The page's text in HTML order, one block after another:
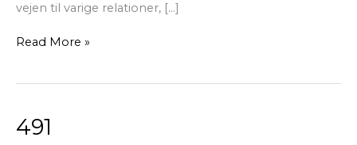
vejen til varige relationer, […]
Read More »
491
491